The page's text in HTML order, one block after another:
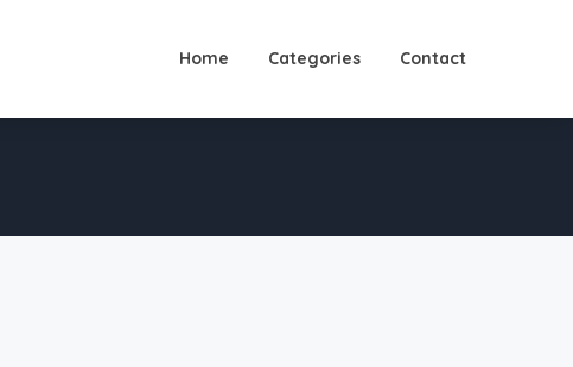
Home Categories Contact